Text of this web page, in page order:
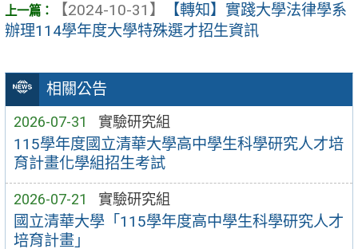
相關公告
2026-07-31 實驗研究組
115學年度國立清華大學高中學生科學研究人才培
育計畫化學組招生考試
2026-07-21 實驗研究組
國立清華大學「115學年度高中學生科學研究人才
培育計畫」
【2024-10-31】
【轉知】實踐大學法律學系
辦理114學年度大學特殊選才招生資訊